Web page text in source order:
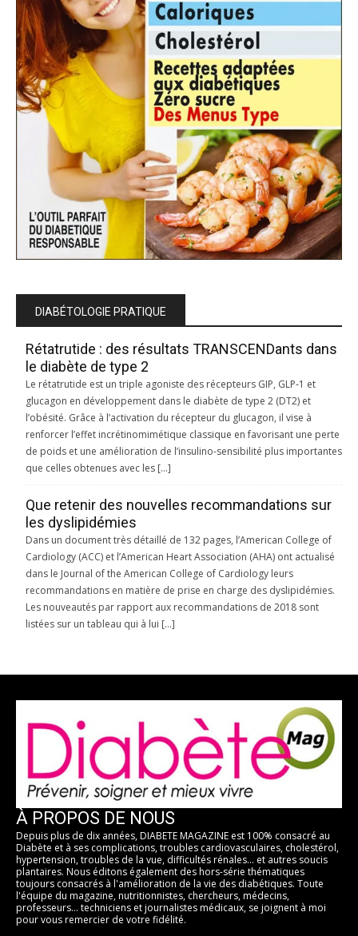
DIABÉTOLOGIE PRATIQUE
Rétatrutide : des résultats TRANSCENDants dans
le diabète de type 2
Le rétatrutide est un triple agoniste des récepteurs GIP, GLP‑1 et
glucagon en développement dans le diabète de type 2 (DT2) et
l’obésité. Grâce à l’activation du récepteur du glucagon, il vise à
renforcer l’effet incrétinomimétique classique en favorisant une perte
de poids et une amélioration de l’insulino-sensibilité plus importantes
que celles obtenues avec les […]
Que retenir des nouvelles recommandations sur
les dyslipidémies
Dans un document très détaillé de 132 pages, l’American College of
Cardiology (ACC) et l’American Heart Association (AHA) ont actualisé
dans le Journal of the American College of Cardiology leurs
recommandations en matière de prise en charge des dyslipidémies.
Les nouveautés par rapport aux recommandations de 2018 sont
listées sur un tableau qui à lui […]
À PROPOS DE NOUS
Depuis plus de dix années, DIABETE MAGAZINE est 100% consacré au
Diabète et à ses complications, troubles cardiovasculaires, cholestérol,
hypertension, troubles de la vue, difficultés rénales... et autres soucis
plantaires. Nous éditons également des hors-série thématiques
toujours consacrés à l'amélioration de la vie des diabétiques. Toute
l'équipe du magazine, nutritionnistes, chercheurs, médecins,
professeurs... techniciens et journalistes médicaux, se joignent à moi
pour vous remercier de votre fidélité.